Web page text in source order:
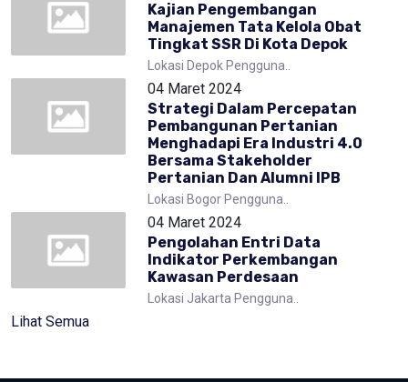
Kajian Pengembangan
Manajemen Tata Kelola Obat
Tingkat SSR Di Kota Depok
Lokasi Depok Pengguna..
04 Maret 2024
Strategi Dalam Percepatan
Pembangunan Pertanian
Menghadapi Era Industri 4.0
Bersama Stakeholder
Pertanian Dan Alumni IPB
Lokasi Bogor Pengguna..
04 Maret 2024
Pengolahan Entri Data
Indikator Perkembangan
Kawasan Perdesaan
Lokasi Jakarta Pengguna..
Lihat Semua